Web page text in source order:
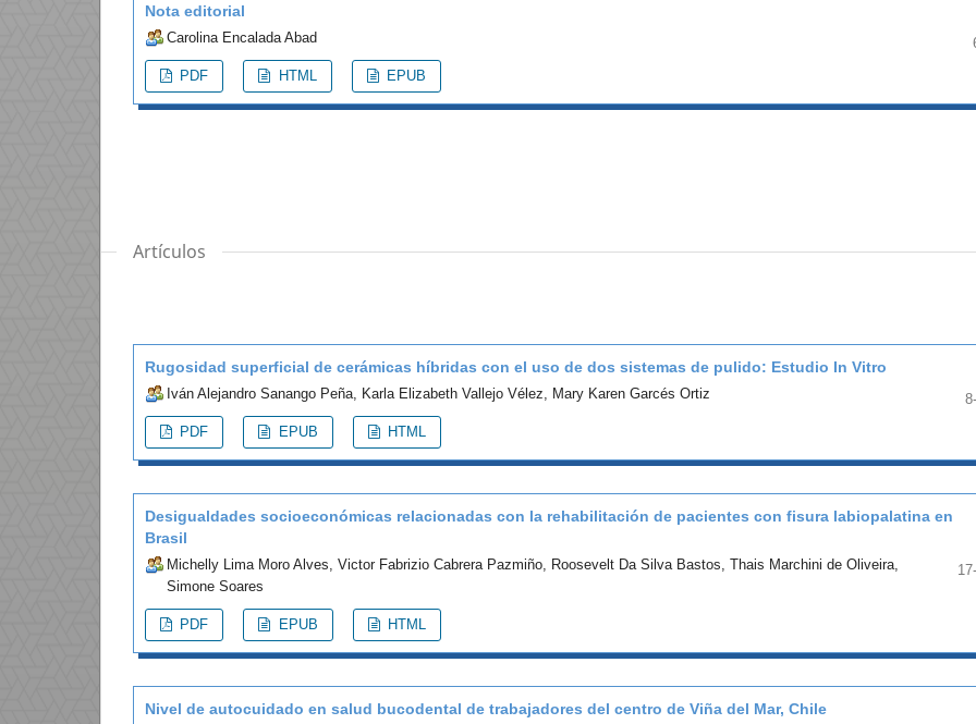
Nota editorial
Carolina Encalada Abad
PDF
HTML EPUB
Artículos
Rugosidad superficial de cerámicas híbridas con el uso de dos sistemas de pulido: Estudio In Vitro
Iván Alejandro Sanango Peña, Karla Elizabeth Vallejo Vélez, Mary Karen Garcés Ortiz
PDF
EPUB HTML
Desigualdades socioeconómicas relacionadas con la rehabilitación de pacientes con fisura labiopalatina en
Brasil
Michelly Lima Moro Alves, Victor Fabrizio Cabrera Pazmiño, Roosevelt Da Silva Bastos, Thais Marchini de Oliveira,
Simone Soares
PDF EPUB HTML
Nivel de autocuidado en salud bucodental de trabajadores del centro de Viña del Mar, Chile